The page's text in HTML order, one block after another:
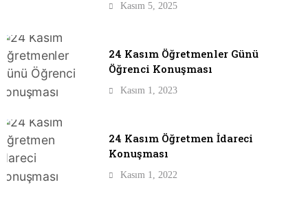
Kasım 5, 2025
24 Kasım Öğretmenler Günü
Öğrenci Konuşması
Kasım 1, 2023
24 Kasım Öğretmen İdareci
Konuşması
Kasım 1, 2022